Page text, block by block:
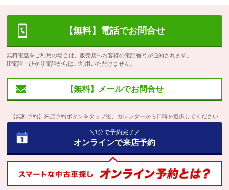
【無料】電話でお問合せ
無料電話をご利用の場合は、販売店へお客様の電話番号が通知されます。
IP電話・ひかり電話からはご利用いただけません。
【無料】メールでお問合せ
【無料予約】来店予約ボタンをタップ後、カレンダーから日時を選択してください
1分で予約完了
オンラインで来店予約